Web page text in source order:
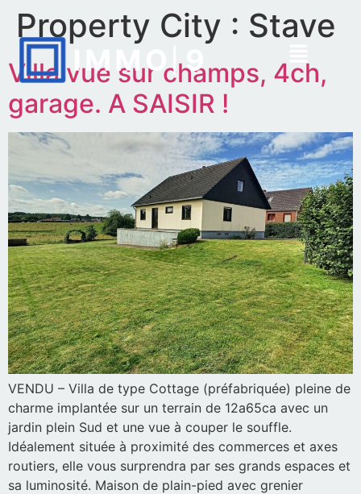
Property City : Stave
Villa vue sur champs, 4ch,
garage. A SAISIR !
VENDU – Villa de type Cottage (préfabriquée) pleine de
charme implantée sur un terrain de 12a65ca avec un
jardin plein Sud et une vue à couper le souffle.
Idéalement située à proximité des commerces et axes
routiers, elle vous surprendra par ses grands espaces et
sa luminosité. Maison de plain-pied avec grenier